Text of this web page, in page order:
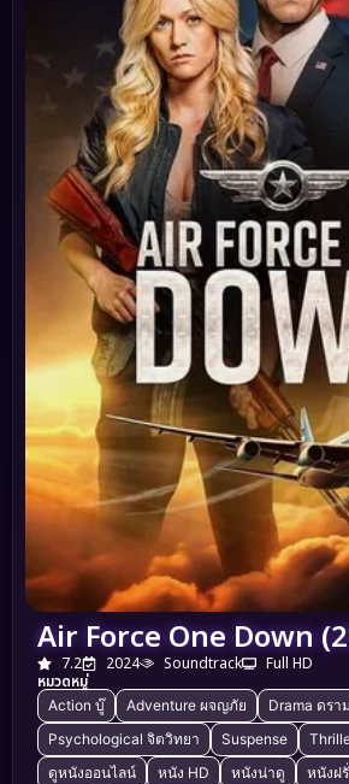
Air Force One Down
7.2 2024 Soundtrack
Full HD
หมวดหมู่
Action บู๊ Adventure ผจญภัย Drama ดรา
Psychological จิตวิทยา
Suspense
ดูหนังออนไลน์
หนัง HD หนังน่าดู หนังฝ